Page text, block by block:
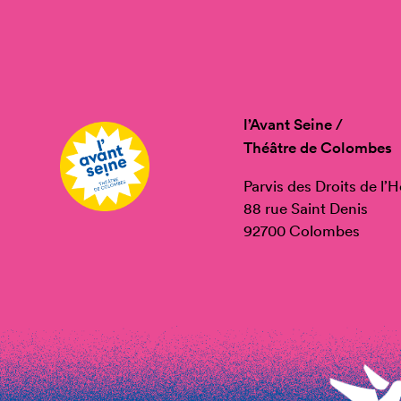
l’Avant Seine /
Théâtre de Colombes
Parvis des Droits de
88 rue Saint Denis
92700 Colombes